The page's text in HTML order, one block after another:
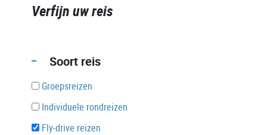
Verfijn uw reis
Soort reis
Groepsreizen
Individuele rondreizen
Fly-drive reizen